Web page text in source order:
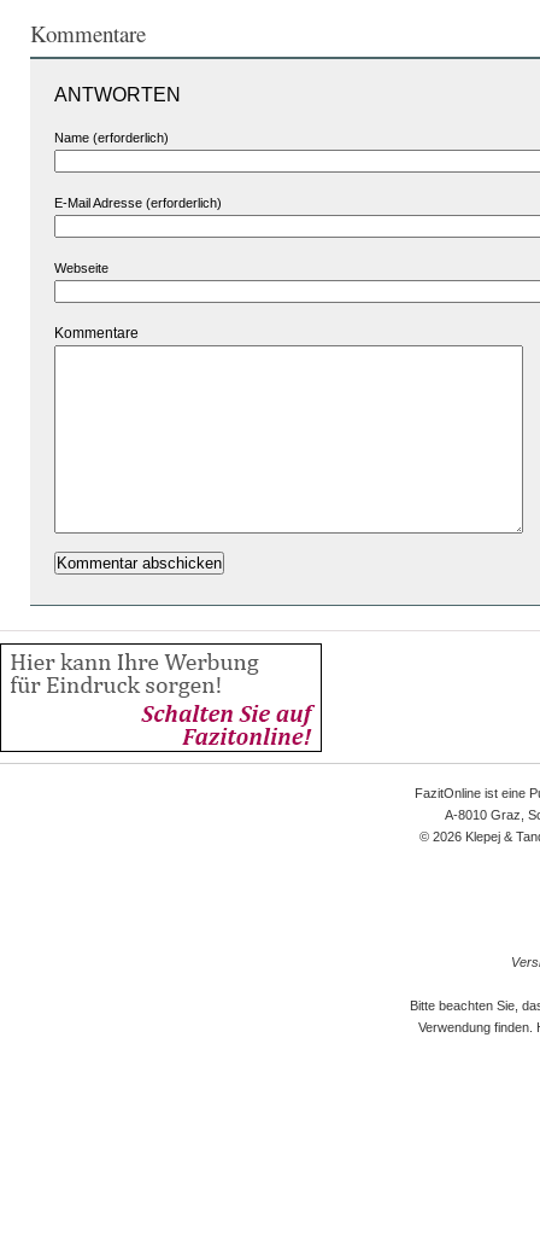
Kommentare
ANTWORTEN
Name (erforderlich)
E-Mail Adresse (erforderlich)
Webseite
Kommentare
FazitOnline ist eine
A-8010 Graz,
© 2026 Klepej &
Bitte beachten Sie,
Verwendung finden.